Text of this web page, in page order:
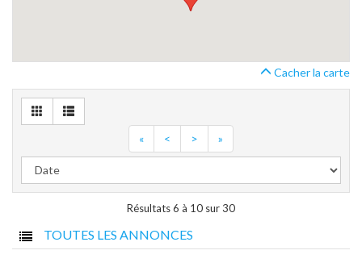
Cacher la carte
« < > »
Résultats 6 à 10 sur 30
TOUTES LES ANNONCES